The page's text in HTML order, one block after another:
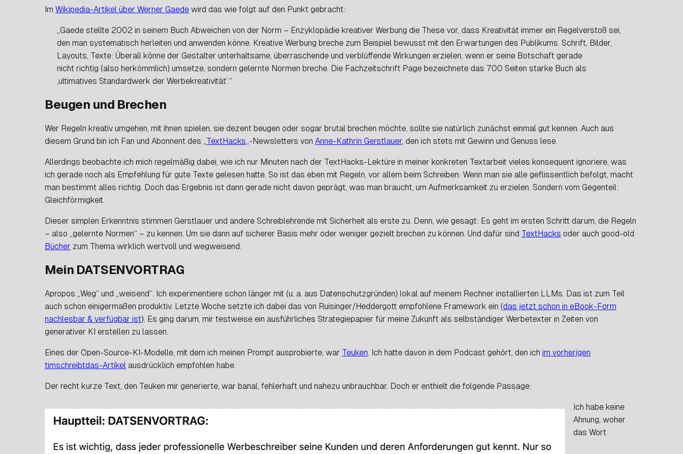
Im Wikipedia-Artikel über Werner Gaede wird das wie folgt auf den Punkt gebracht:
„Gaede stellte 2002 in seinem Buch Abweichen von der Norm – Enzyklopädie kreativer Werbung die These vor, dass Kreativität immer ein Regelverstoß sei,
den man systematisch herleiten und anwenden könne. Kreative Werbung breche zum Beispiel bewusst mit den Erwartungen des Publikums. Schrift, Bilder,
Layouts, Texte: Überall könne der Gestalter unterhaltsame, überraschende und verblüffende Wirkungen erzielen, wenn er seine Botschaft gerade
nicht richtig (also herkömmlich) umsetze, sondern gelernte Normen breche. Die Fachzeitschrift Page bezeichnete das 700 Seiten starke Buch als
‚ultimatives Standardwerk der Werbekreativität‘.“
Beugen und Brechen
Wer Regeln kreativ umgehen, mit ihnen spielen, sie dezent beugen oder sogar brutal brechen möchte, sollte sie natürlich zunächst einmal gut kennen. Auch aus
diesem Grund bin ich Fan und Abonnent des „TextHacks„-Newsletters von Anne-Kathrin Gerstlauer, den ich stets mit Gewinn und Genuss lese.
Allerdings beobachte ich mich regelmäßig dabei, wie ich nur Minuten nach der TextHacks-Lektüre in meiner konkreten Textarbeit vieles konsequent ignoriere, was
ich gerade noch als Empfehlung für gute Texte gelesen hatte. So ist das eben mit Regeln, vor allem beim Schreiben: Wenn man sie alle geflissentlich befolgt, macht
man bestimmt alles richtig. Doch das Ergebnis ist dann gerade nicht davon geprägt, was man braucht, um Aufmerksamkeit zu erzielen. Sondern vom Gegenteil:
Gleichförmigkeit.
Dieser simplen Erkenntnis stimmen Gerstlauer und andere Schreiblehrende mit Sicherheit als erste zu. Denn, wie gesagt: Es geht im ersten Schritt darum, die Regeln
– also „gelernte Normen“ – zu kennen. Um sie dann auf sicherer Basis mehr oder weniger gezielt brechen zu können. Und dafür sind TextHacks oder auch good-old
Bücher zum Thema wirklich wertvoll und wegweisend.
Mein DATSENVORTRAG
Apropos „Weg“ und „weisend“. Ich experimentiere schon länger mit (u. a. aus Datenschutzgründen) lokal auf meinem Rechner installierten LLMs. Das ist zum Teil
auch schon einigermaßen produktiv. Letzte Woche setzte ich dabei das von Ruisinger/Heddergott empfohlene Framework ein (das jetzt schon in eBook-Form
nachlesbar & verfügbar ist). Es ging darum, mir testweise ein ausführliches Strategiepapier für meine Zukunft als selbständiger Werbetexter in Zeiten von
generativer KI erstellen zu lassen.
Eines der Open-Source-KI-Modelle, mit dem ich meinen Prompt ausprobierte, war Teuken. Ich hatte davon in dem Podcast gehört, den ich im vorherigen
timschreibtdas-Artikel ausdrücklich empfohlen habe.
Der recht kurze Text, den Teuken mir generierte, war banal, fehlerhaft und nahezu unbrauchbar. Doch er enthielt die folgende Passage:
Ich habe keine
Ahnung, woher
das Wort